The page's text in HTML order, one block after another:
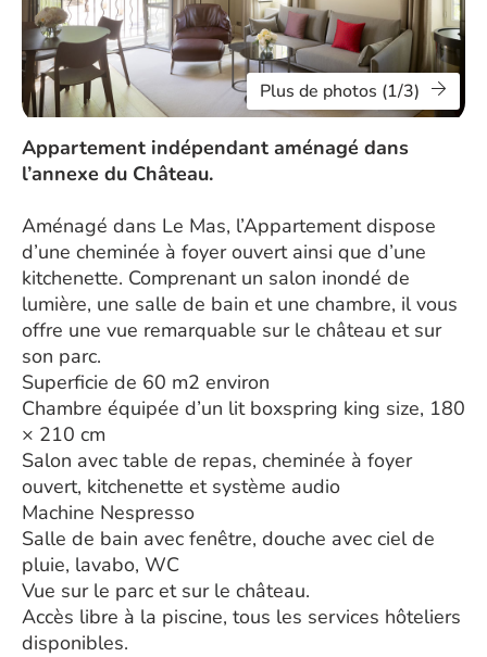
Plus de photos (1/3)
Appartement indépendant aménagé dans
l’annexe du Château.
Aménagé dans Le Mas, l’Appartement dispose
d’une cheminée à foyer ouvert ainsi que d’une
kitchenette. Comprenant un salon inondé de
lumière, une salle de bain et une chambre, il vous
offre une vue remarquable sur le château et sur
son parc.
Superficie de 60 m2 environ
Chambre équipée d’un lit boxspring king size, 180
× 210 cm
Salon avec table de repas, cheminée à foyer
ouvert, kitchenette et système audio
Machine Nespresso
Salle de bain avec fenêtre, douche avec ciel de
pluie, lavabo, WC
Vue sur le parc et sur le château.
Accès libre à la piscine, tous les services hôteliers
disponibles.